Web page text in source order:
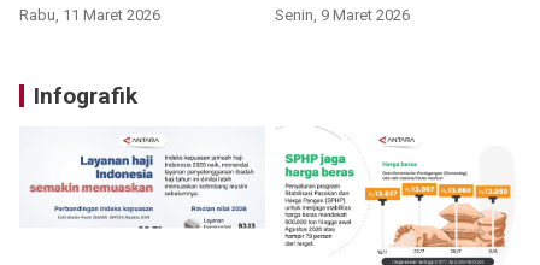
Rabu, 11 Maret 2026 Senin, 9 Maret 2026
Infografik